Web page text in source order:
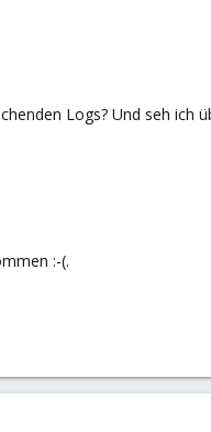
Logs? Und seh ich
:-(.